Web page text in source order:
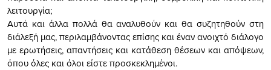
λειτουργία;
Αυτά και άλλα πολλά θα αναλυθούν και θα συζητηθούν στη
διάλεξή μας, περιλαμβάνοντας επίσης και έναν ανοιχτό διάλογο
με ερωτήσεις, απαντήσεις και κατάθεση θέσεων και απόψεων,
όπου όλες και όλοι είστε προσκεκλημένοι.